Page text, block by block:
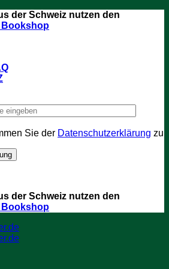
der Schweiz nutzen den
Bookshop
Sie der Datenschutzerklärung zu
der Schweiz nutzen den
Bookshop